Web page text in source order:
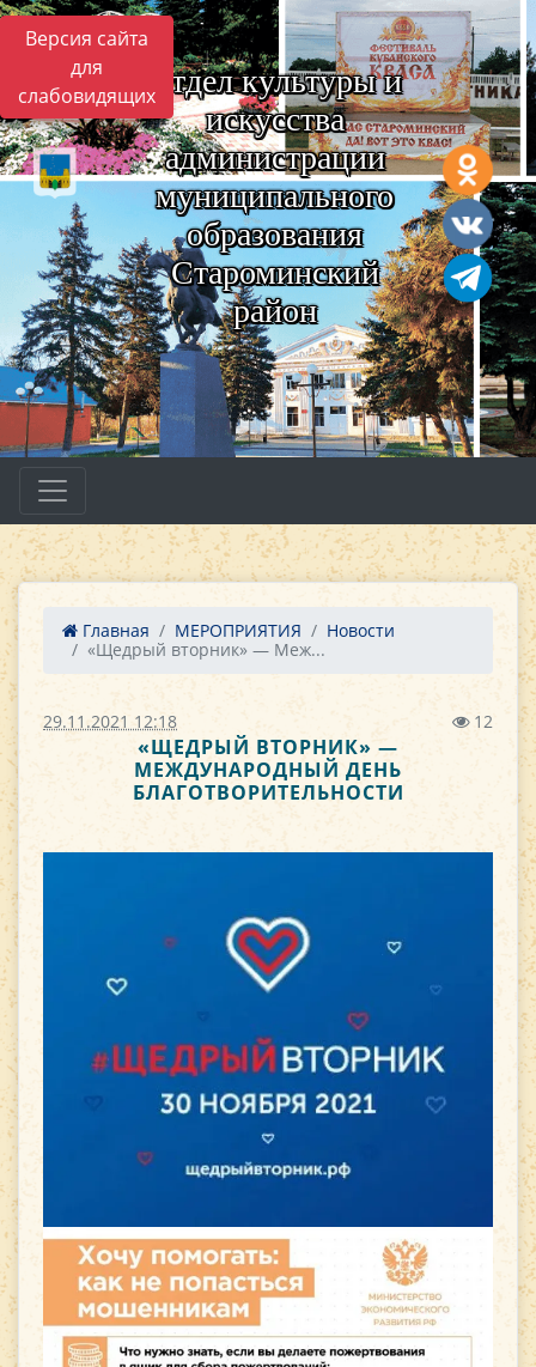
Версия сайта
для
слабовидящих Отдел культуры и
искусства
администрации
муниципального
образования
Староминский
район
Главная МЕРОПРИЯТИЯ
Новости
«Щедрый вторник» — Меж...
29.11.2021 12:18 12
«ЩЕДРЫЙ ВТОРНИК» —
МЕЖДУНАРОДНЫЙ ДЕНЬ
БЛАГОТВОРИТЕЛЬНОСТИ